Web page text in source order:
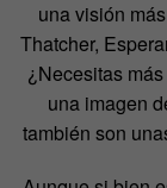
una visión
Thatcher,
¿Necesitas
una imagen
también son